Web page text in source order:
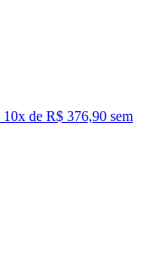
10x de R$ 376,90 sem